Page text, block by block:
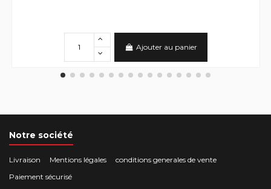
Ajouter au panier
Notre société
Livraison Mentions légales
conditions generales de vente
Paiement sécurisé